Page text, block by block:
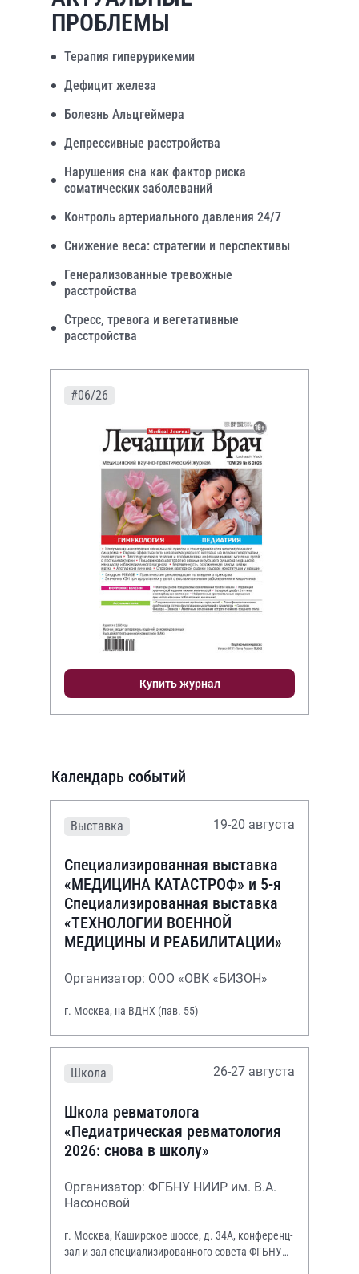
ПРОБЛЕМЫ
Терапия гиперурикемии
Дефицит железа
Болезнь Альцгеймера
Депрессивные расстройства
Нарушения сна как фактор риска
соматических заболеваний
Контроль артериального давления 24/7
Снижение веса: стратегии и перспективы
Генерализованные тревожные
расстройства
Стресс, тревога и вегетативные
расстройства
#06/26
Купить журнал
Календарь событий
Выставка 19-20 августа
Специализированная выставка
«МЕДИЦИНА КАТАСТРОФ» и 5-я
Специализированная выставка
«ТЕХНОЛОГИИ ВОЕННОЙ
МЕДИЦИНЫ И РЕАБИЛИТАЦИИ»
Организатор: ООО «ОВК «БИЗОН»
г. Москва, на ВДНХ (пав. 55)
Школа 26-27 августа
Школа ревматолога
«Педиатрическая ревматология
2026: снова в школу»
Организатор: ФГБНУ НИИР им. В.А.
Насоновой
г. Москва, Каширское шоссе, д. 34А, конференц-
зал и зал специализированного совета ФГБНУ